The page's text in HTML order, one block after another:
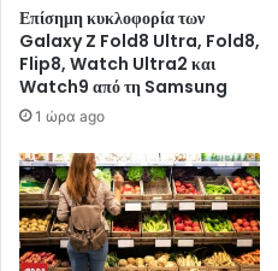
Επίσημη κυκλοφορία των
Galaxy Z Fold8 Ultra, Fold8,
Flip8, Watch Ultra2 και
Watch9 από τη Samsung
1 ώρα ago